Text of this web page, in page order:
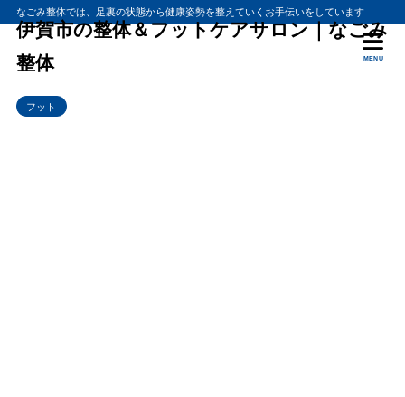
なごみ整体では、足裏の状態から健康姿勢を整えていくお手伝いをしています
伊賀市の整体＆フットケアサロン｜なごみ
整体
MENU
フット